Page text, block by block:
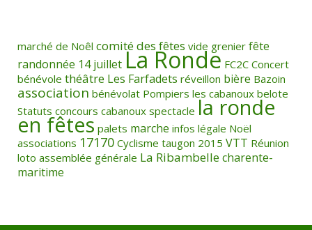
marché de Noêl comité des fêtes vide grenier fête
randonnée 14 juilletLa Ronde FC2C Concert
bénévole théâtre Les Farfadets réveillon bière Bazoin
association bénévolat Pompiers les cabanoux belote
Statuts concours cabanoux spectacle la ronde
en fêtes palets marche infos légale Noël
associations 17170 Cyclisme taugon 2015 VTT Réunion
loto assemblée générale La Ribambellecharente-
maritime